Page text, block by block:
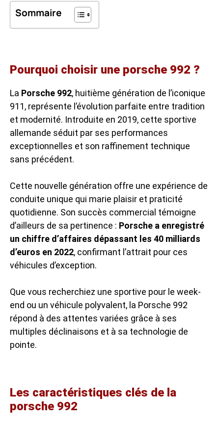
Sommaire
Pourquoi choisir une porsche 992 ?
La Porsche 992, huitième génération de l’iconique
911, représente l’évolution parfaite entre tradition
et modernité. Introduite en 2019, cette sportive
allemande séduit par ses performances
exceptionnelles et son raffinement technique
sans précédent.
Cette nouvelle génération offre une expérience de
conduite unique qui marie plaisir et praticité
quotidienne. Son succès commercial témoigne
d’ailleurs de sa pertinence : Porsche a enregistré
un chiffre d’affaires dépassant les 40 milliards
d’euros en 2022, confirmant l’attrait pour ces
véhicules d’exception.
Que vous recherchiez une sportive pour le week-
end ou un véhicule polyvalent, la Porsche 992
répond à des attentes variées grâce à ses
multiples déclinaisons et à sa technologie de
pointe.
Les caractéristiques clés de la
porsche 992